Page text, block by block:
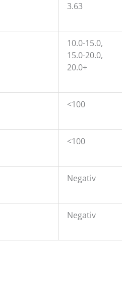
3.63
10.0-15.0,
15.0-20.0,
20.0+
<100
<100
Negativ
Negativ